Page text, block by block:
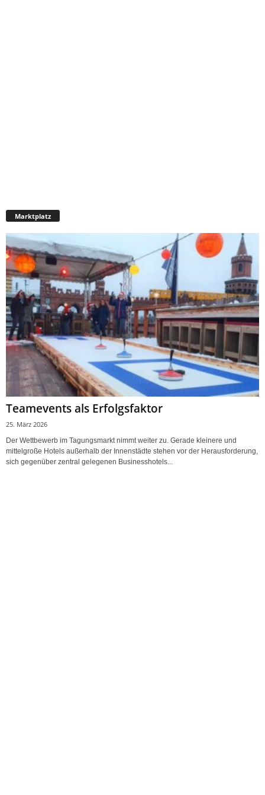
Marktplatz
Teamevents als Erfolgsfaktor
25. März 2026
Der Wettbewerb im Tagungsmarkt nimmt weiter zu. Gerade kleinere und
mittelgroße Hotels außerhalb der Innenstädte stehen vor der Herausforderung,
sich gegenüber zentral gelegenen Businesshotels...